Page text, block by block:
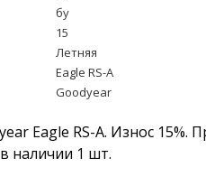
бу
15
Летняя
Eagle RS-A
Goodyear
Eagle RS-A. Износ
наличии 1 шт.